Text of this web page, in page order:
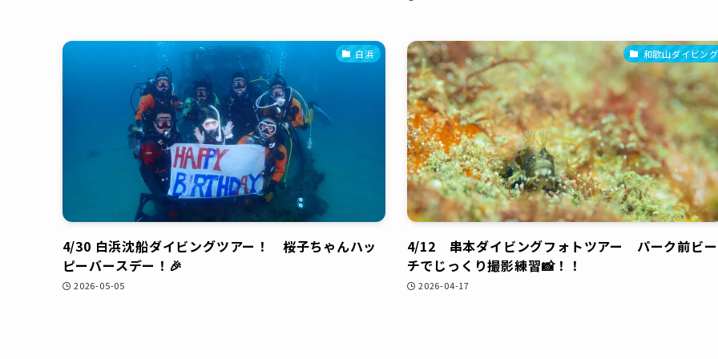
白浜
4/30 白浜沈船ダイビングツアー！ 桜子ちゃんハッ
ピーバースデー！🎉
2026-05-05
和歌山ダイビング
4/12 串本ダイビングフォトツアー パーク前ビー
チでじっくり撮影練習📸！！
2026-04-17